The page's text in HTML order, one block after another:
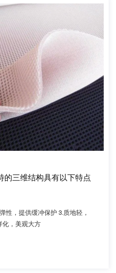
的三维结构具有以下特点
性，提供缓冲保护 3.质地轻，
化，美观大方